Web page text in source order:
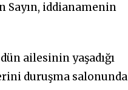
Sayın, iddianamenin
ailesinin yaşadığı
duruşma salonunda